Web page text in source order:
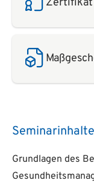
Seminarinhalte
Grundlagen des